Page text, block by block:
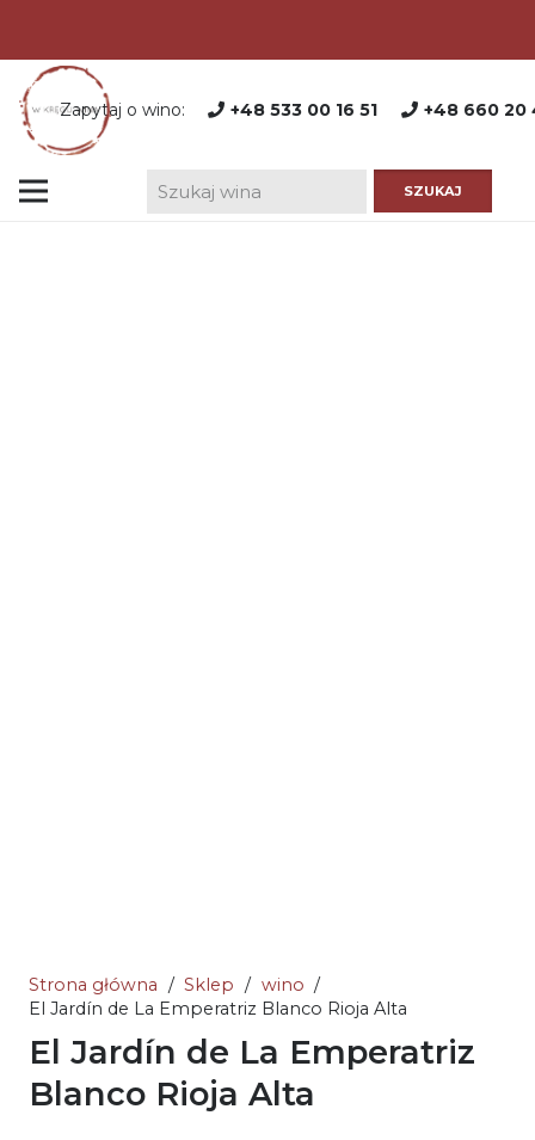
Zapytaj o wino: +48 533 00 16 51 +48 660 20
Strona główna / Sklep / wino /
El Jardín de La Emperatriz Blanco Rioja Alta
El Jardín de La Emperatriz
Blanco Rioja Alta